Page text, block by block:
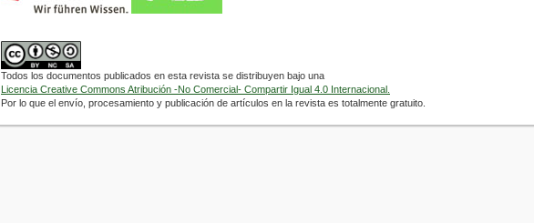
Todos los documentos publicados en esta revista se distribuyen bajo una
Licencia Creative Commons Atribución -No Comercial- Compartir Igual 4.0 Internacional.
Por lo que el envío, procesamiento y publicación de artículos en la revista es totalmente gratuito.